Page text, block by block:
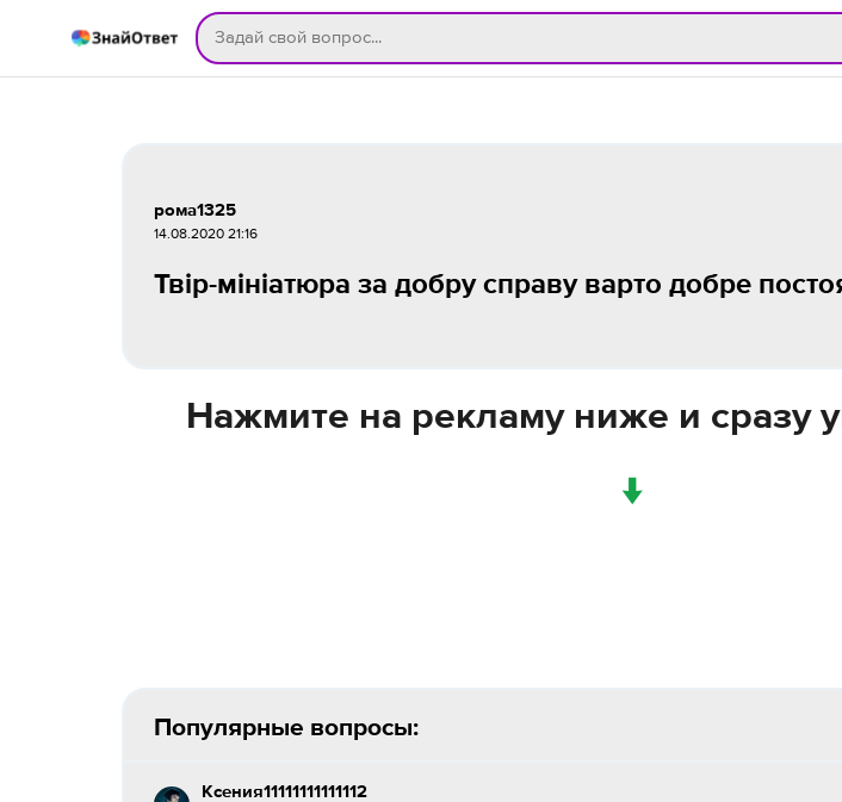
рома1325
14.08.2020 21:16
Твір-мініатюра за добру справу варто добре
Нажмите на рекламу ниже и сразу
↓
Популярные вопросы:
Ксения11111111111112